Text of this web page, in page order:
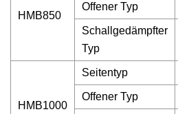
HMB850
Offener Typ
Schallgedämpfter
Typ
HMB1000
Seitentyp
Offener Typ